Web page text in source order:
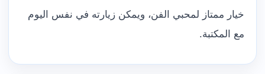
خيار ممتاز لمحبي الفن، ويمكن زيارته في نفس اليوم
مع المكتبة.